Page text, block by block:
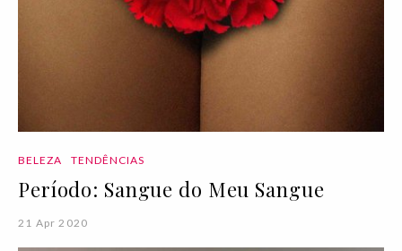
BELEZA TENDÊNCIAS
Período: Sangue do Meu Sangue
21 Apr 2020